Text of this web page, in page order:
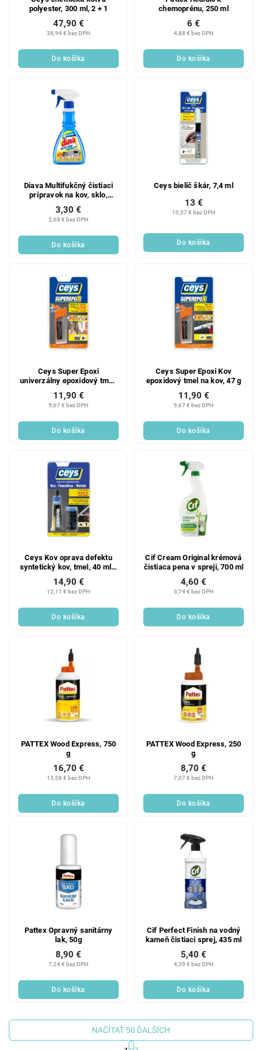
polyester, 300 ml, 2 + 1
38,94 € bez DPH
47,90 €
Do košíka
chemoprénu, 250 ml
4,88 € bez DPH
6 €
Do košíka
Diava Multifukčný čistiaci
prípravok na kov, sklo,
2,68 € bez DPH
3,30 €
Do košíka
Ceys bielič škár, 7,4 ml
10,57 € bez DPH
13 €
Do košíka
Ceys Super Epoxi
univerzálny epoxidový tmel,
48 g
9,67 € bez DPH
11,90 €
Do košíka
Ceys Super Epoxi Kov
epoxidový tmel na kov, 47 g
9,67 € bez DPH
11,90 €
Do košíka
Ceys Kov oprava defektu
syntetický kov, tmel, 40 ml +
40 g
12,11 € bez DPH
14,90 €
Do košíka
Cif Cream Original krémová
čistiaca pena v spreji, 700 ml
3,74 € bez DPH
4,60 €
Do košíka
PATTEX Wood Express, 750
g
13,58 € bez DPH
16,70 €
Do košíka
PATTEX Wood Express, 250
g
7,07 € bez DPH
8,70 €
Do košíka
Pattex Opravný sanitárny
lak, 50g
7,24 € bez DPH
8,90 €
Do košíka
Cif Perfect Finish na vodný
kameň čistiaci sprej, 435 ml
4,39 € bez DPH
5,40 €
Do košíka
NAČÍTAŤ 50 ĎALŠÍCH